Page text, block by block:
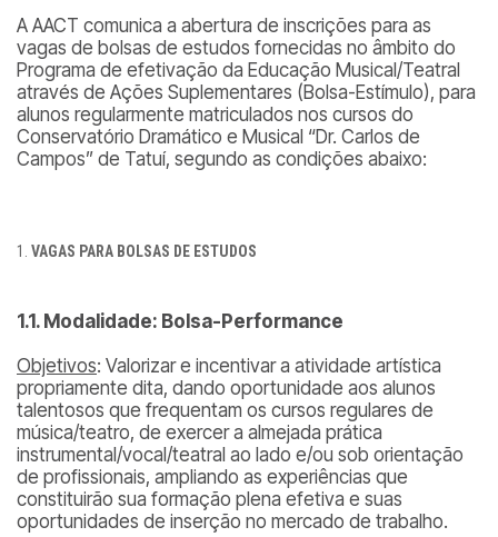
A AACT comunica a abertura de inscrições para as
vagas de bolsas de estudos fornecidas no âmbito do
Programa de efetivação da Educação Musical/Teatral
através de Ações Suplementares (Bolsa-Estímulo), para
alunos regularmente matriculados nos cursos do
Conservatório Dramático e Musical “Dr. Carlos de
Campos” de Tatuí, segundo as condições abaixo:
VAGAS PARA BOLSAS DE ESTUDOS
1.1. Modalidade: Bolsa-Performance
Objetivos: Valorizar e incentivar a atividade artística
propriamente dita, dando oportunidade aos alunos
talentosos que frequentam os cursos regulares de
música/teatro, de exercer a almejada prática
instrumental/vocal/teatral ao lado e/ou sob orientação
de profissionais, ampliando as experiências que
constituirão sua formação plena efetiva e suas
oportunidades de inserção no mercado de trabalho.